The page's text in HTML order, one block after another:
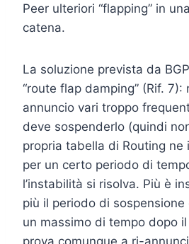
Peer ulteriori “flapping” in
catena.
La soluzione prevista da
“route flap damping” (Rif. 7):
annuncio vari troppo
deve sospenderlo (quindi
propria tabella di Routing ne
per un certo periodo di
l’instabilità si risolva. Più è
più il periodo di sospensione
un massimo di tempo dopo
prova comunque a ri-